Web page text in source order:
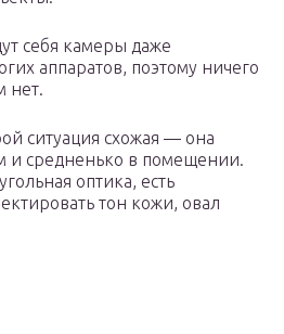
себя камеры даже
аппаратов, поэтому ничего
нет.
ситуация схожая — она
и средненько в помещении.
оптика, есть
тон кожи, овал